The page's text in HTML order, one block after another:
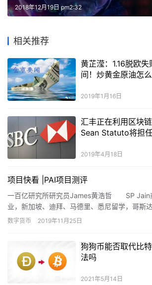
2018年12月19日 pm2:32
相关推荐
黄芷滢：1.16脱欧
间！炒黄金原油怎
2019年1月16日
汇丰正在利用区块
Sean Statuto将担
2019年4月18日
项目快看 |PAI项目测评
一百亿研究所研究员James黄浩哲 SP Jain
业，新加坡、迪拜、马德里、悉尼留学，哥斯
实习生。
数字货币 2019年11月25日
狗狗币能否取代比
法吗
2021年5月14日